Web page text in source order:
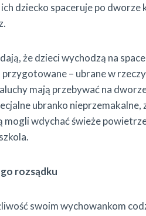
dziecko spaceruje po
że dzieci wychodzą na
– ubrane w
mają przebywać na
ubranko
mogli wdychać świeże
rozsądku
swoim wychowankom